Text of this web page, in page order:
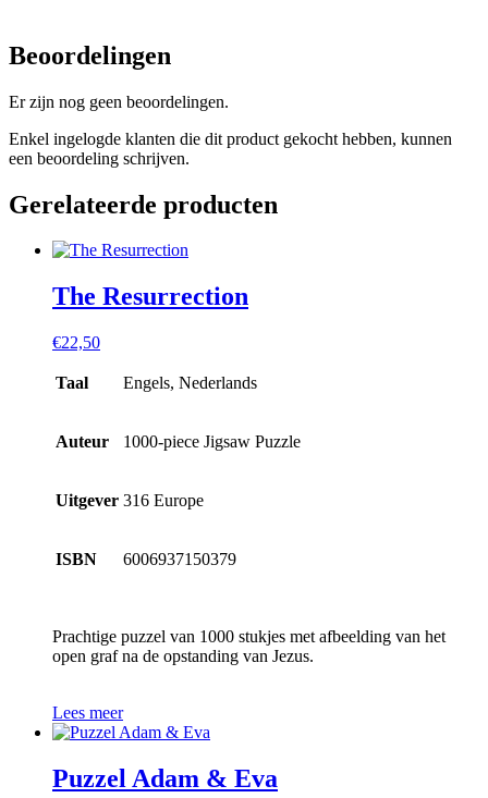
Beoordelingen
Er zijn nog geen beoordelingen.
Enkel ingelogde klanten die dit product gekocht hebben, kunnen
een beoordeling schrijven.
Gerelateerde producten
The Resurrection
€22,50
Taal Engels, Nederlands
Auteur 1000-piece Jigsaw Puzzle
Uitgever 316 Europe
ISBN 6006937150379
Prachtige puzzel van 1000 stukjes met afbeelding van het
open graf na de opstanding van Jezus.
Lees meer
Puzzel Adam & Eva